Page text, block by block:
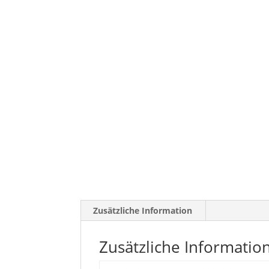
Zusätzliche Information
Zusätzliche